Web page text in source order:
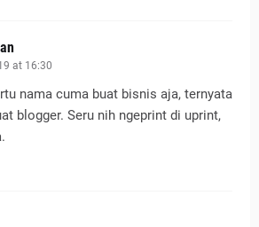
at 16:30
nama cuma buat bisnis aja, ternyata
blogger. Seru nih ngeprint di uprint,